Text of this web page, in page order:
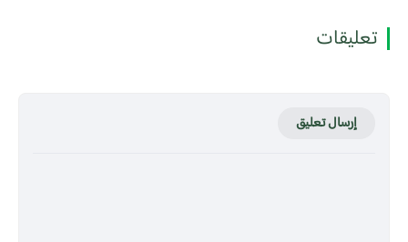
تعليقات
إرسال تعليق